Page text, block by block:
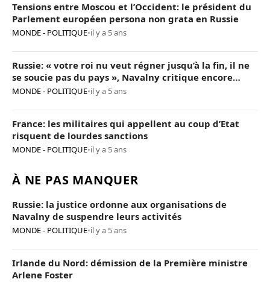
Tensions entre Moscou et l’Occident: le président du
Parlement européen persona non grata en Russie
MONDE - POLITIQUE•il y a 5 ans
Russie: « votre roi nu veut régner jusqu’à la fin, il ne
se soucie pas du pays », Navalny critique encore
Poutine
MONDE - POLITIQUE•il y a 5 ans
France: les militaires qui appellent au coup d’Etat
risquent de lourdes sanctions
MONDE - POLITIQUE•il y a 5 ans
À NE PAS MANQUER
Russie: la justice ordonne aux organisations de
Navalny de suspendre leurs activités
MONDE - POLITIQUE•il y a 5 ans
Irlande du Nord: démission de la Première ministre
Arlene Foster